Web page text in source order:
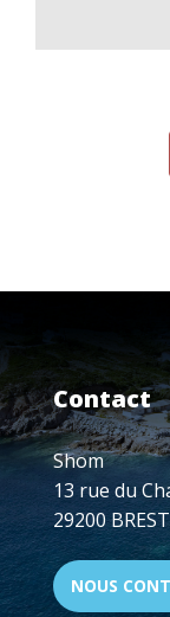
Contact
Shom
13 rue du
29200 BREST
NOUS